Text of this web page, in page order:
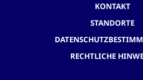
KONTAKT
STANDORTE
RECHTLICHE